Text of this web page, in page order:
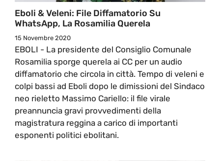
Eboli & Veleni: File Diffamatorio Su
WhatsApp, La Rosamilia Querela
15 Novembre 2020
EBOLI - La presidente del Consiglio Comunale
Rosamilia sporge querela ai CC per un audio
diffamatorio che circola in città. Tempo di veleni e
colpi bassi ad Eboli dopo le dimissioni del Sindaco
neo rieletto Massimo Cariello: il file virale
preannuncia gravi provvedimenti della
magistratura reggina a carico di importanti
esponenti politici ebolitani.